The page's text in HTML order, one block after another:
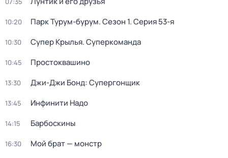
10:20 Парк Турум-бурум. Сезон 1. Серия 53-я
10:30 Супер Крылья. Суперкоманда
10:45 Простоквашино
13:30 Джи-Джи Бонд: Супергонщик
13:45 Инфинити Надо
14:15 Барбоскины
16:30 Мой брат — монстр